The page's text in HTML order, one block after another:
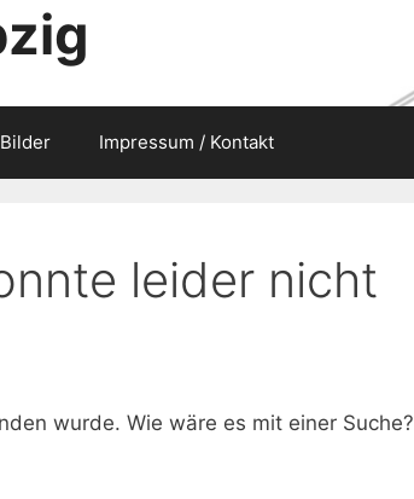
Bilder Impressum / Kontakt
leider nicht
wurde. Wie wäre es mit einer Suche?